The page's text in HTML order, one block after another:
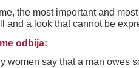
the most important and
and a look that cannot be
odbija:
women say that a man owes